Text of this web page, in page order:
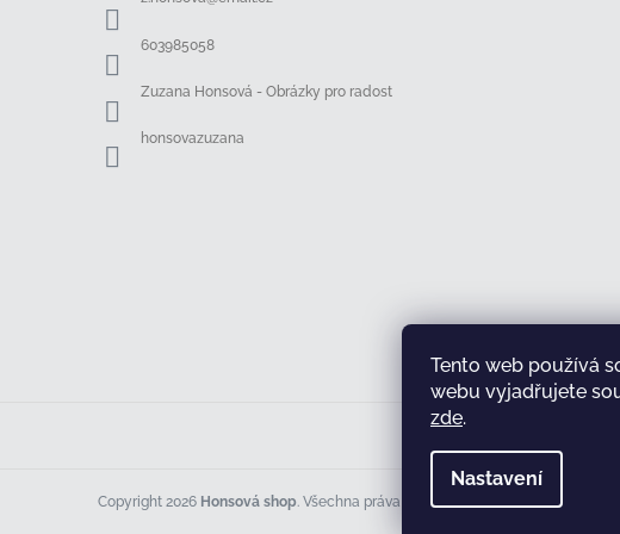
Tento web používá
webu vyjadřujete
zde.
Nastavení
603985058
Zuzana Honsová - Obrázky pro radost
honsovazuzana
Copyright 2026 Honsová shop. Všechna práva vyhrazena.